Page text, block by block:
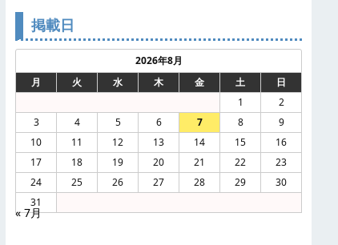
掲載日
2026年8月
月
火 水 木 金 土
日
1
2
3
4 5 6 7 8
9
10
11 12 13 14 15
16
17
18 19 20 21 22
23
24
25 26 27 28 29
30
31
« 7月